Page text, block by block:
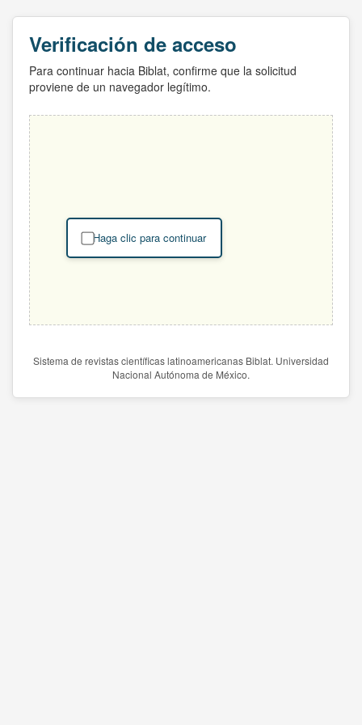
Verificación de acceso
Para continuar hacia Biblat, confirme que la solicitud
proviene de un navegador legítimo.
Haga clic para continuar
Sistema de revistas científicas latinoamericanas Biblat. Universidad
Nacional Autónoma de México.